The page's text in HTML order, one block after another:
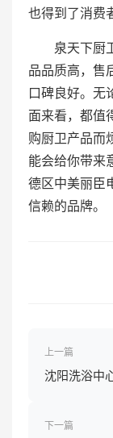
也得到了消费
泉天下厨
品品质高，售
口碑良好。无
面来看，都值
购厨卫产品而
能会给你带来
德区中美丽臣
信赖的品牌。
上一篇
沈阳洗浴中
下一篇